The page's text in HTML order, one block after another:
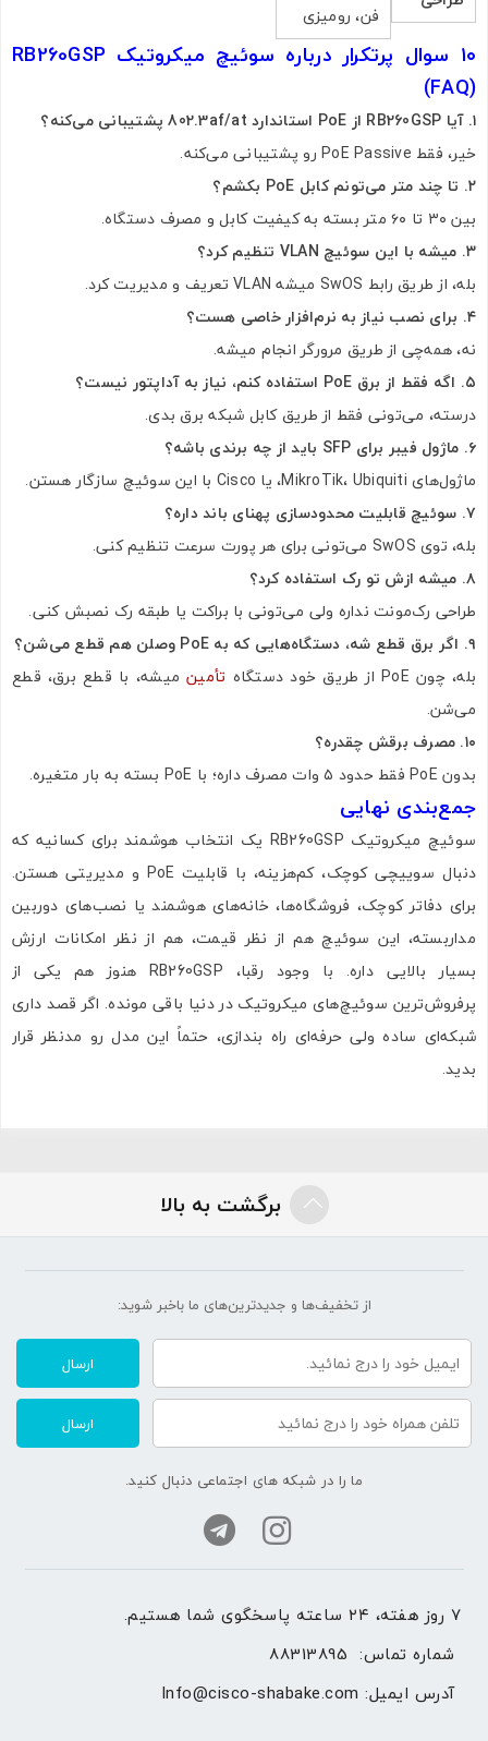
فن، رومیزی
۱۰ سوال پرتکرار درباره سوئیچ میکروتیک RB260GSP
(FAQ)
۱. آیا RB260GSP از PoE استاندارد 802.3af/at پشتیبانی می‌کنه؟
خیر، فقط PoE Passive رو پشتیبانی می‌کنه.
۲. تا چند متر می‌تونم کابل PoE بکشم؟
بین ۳۰ تا ۶۰ متر بسته به کیفیت کابل و مصرف دستگاه.
۳. میشه با این سوئیچ VLAN تنظیم کرد؟
بله، از طریق رابط SwOS میشه VLAN تعریف و مدیریت کرد.
۴. برای نصب نیاز به نرم‌افزار خاصی هست؟
نه، همه‌چی از طریق مرورگر انجام میشه.
۵. اگه فقط از برق PoE استفاده کنم، نیاز به آداپتور نیست؟
درسته، می‌تونی فقط از طریق کابل شبکه برق بدی.
۶. ماژول فیبر برای SFP باید از چه برندی باشه؟
ماژول‌های MikroTik، Ubiquiti، یا Cisco با این سوئیچ سازگار هستن.
۷. سوئیچ قابلیت محدودسازی پهنای باند داره؟
بله، توی SwOS می‌تونی برای هر پورت سرعت تنظیم کنی.
۸. میشه ازش تو رک استفاده کرد؟
طراحی رک‌مونت نداره ولی می‌تونی با براکت یا طبقه رک نصبش کنی.
۹. اگر برق قطع شه، دستگاه‌هایی که به PoE وصلن هم قطع می‌شن؟
بله، چون PoE از طریق خود دستگاه
تأمینمیشه، با قطع برق، قطع
می‌شن.
۱۰. مصرف برقش چقدره؟
بدون PoE فقط حدود ۵ وات مصرف داره؛ با PoE بسته به بار متغیره.
جمع‌بندی نهایی
سوئیچ میکروتیک RB260GSP یک انتخاب هوشمند برای کسانیه که
دنبال سوییچی کوچک، کم‌هزینه، با قابلیت PoE و مدیریتی هستن.
برای دفاتر کوچک، فروشگاه‌ها، خانه‌های هوشمند یا نصب‌های دوربین
مداربسته، این سوئیچ هم از نظر قیمت، هم از نظر امکانات ارزش
بسیار بالایی داره. با وجود رقبا، RB260GSP هنوز هم یکی از
پرفروش‌ترین سوئیچ‌های میکروتیک در دنیا باقی مونده. اگر قصد داری
شبکه‌ای ساده ولی حرفه‌ای راه بندازی، حتماً این مدل رو مدنظر قرار
بدید.
برگشت به بالا
از تخفیف‌ها و جدیدترین‌های ما‌ باخبر شوید:
ارسال
ارسال
ما را در شبکه های اجتماعی دنبال کنید.
۷ روز هفته، ۲۴ ساعته پاسخگوی شما هستیم.
شماره تماس: 88313895
آدرس ایمیل: Info@cisco-shabake.com